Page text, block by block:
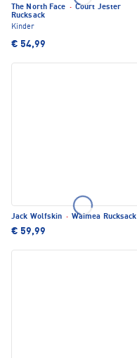
The North Face · Court Jester
Rucksack
Kinder
€ 54,99
Jack Wolfskin · Waimea Rucksack
€ 59,99